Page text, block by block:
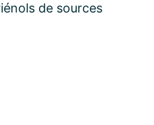
de sources